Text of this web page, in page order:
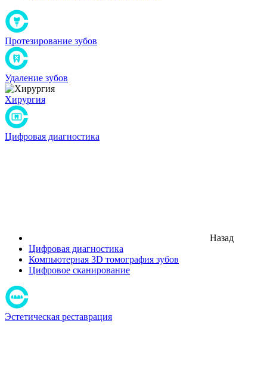
Протезирование зубов
Удаление зубов
Хирургия
Цифровая диагностика
Назад
Цифровая диагностика
Компьютерная 3D томография зубов
Цифровое сканирование
Эстетическая реставрация